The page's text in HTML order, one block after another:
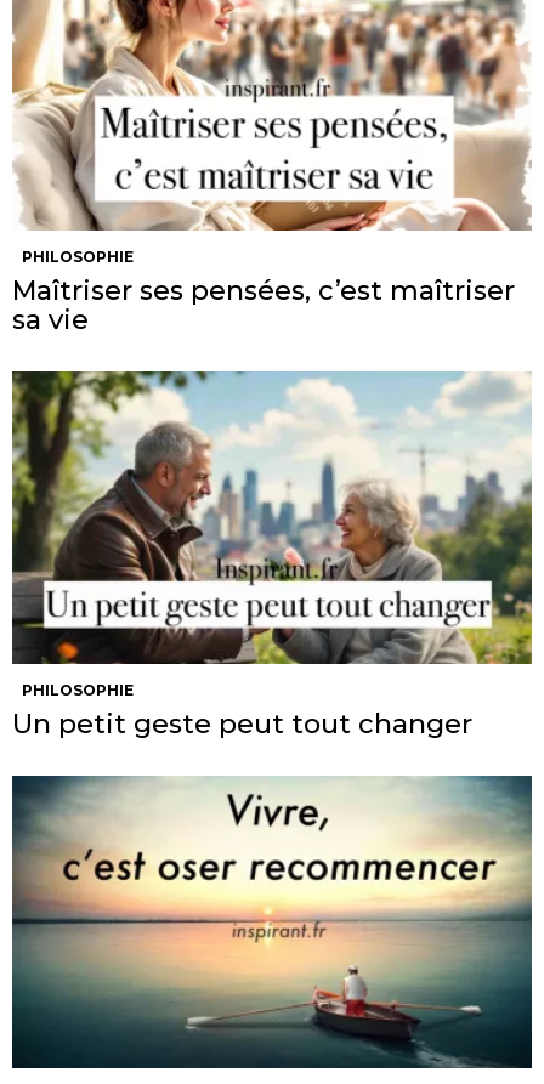
PHILOSOPHIE
Maîtriser ses pensées, c’est maîtriser
sa vie
PHILOSOPHIE
Un petit geste peut tout changer